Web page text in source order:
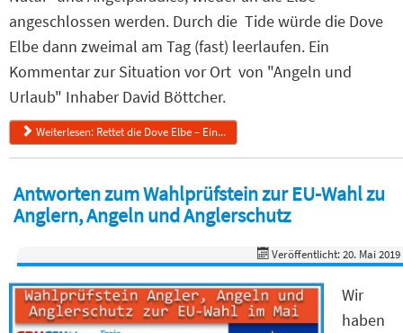
angeschlossen werden. Durch die Tide würde die Dove
Elbe dann zweimal am Tag (fast) leerlaufen. Ein
Kommentar zur Situation vor Ort von "Angeln und
Urlaub" Inhaber David Böttcher.
Weiterlesen: Rettet die Dove Elbe – Ein...
Antworten zum Wahlprüfstein zur EU-Wahl zu
Anglern, Angeln und Anglerschutz
Veröffentlicht: 20. Mai 2019
Wir
haben